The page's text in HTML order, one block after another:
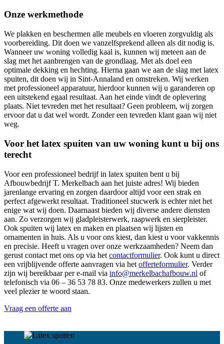
Onze werkmethode
We plakken en beschermen alle meubels en vloeren zorgvuldig als
voorbereiding. Dit doen we vanzelfsprekend alleen als dit nodig is.
Wanneer uw woning volledig kaal is, kunnen wij meteen aan de
slag met het aanbrengen van de grondlaag. Met als doel een
optimale dekking en hechting. Hierna gaan we aan de slag met latex
spuiten, dit doen wij in Sint-Annaland en omstreken. Wij werken
met professioneel apparatuur, hierdoor kunnen wij u garanderen op
een uitstekend egaal resultaat. Aan het einde vindt de oplevering
plaats. Niet tevreden met het resultaat? Geen probleem, wij zorgen
ervoor dat u dat wel wordt. Zonder een tevreden klant gaan wij niet
weg.
Voor het latex spuiten van uw woning kunt u bij ons
terecht
Voor een professioneel bedrijf in latex spuiten bent u bij
Afbouwbedrijf T. Merkelbach aan het juiste adres! Wij bieden
jarenlange ervaring en zorgen daardoor altijd voor een strak en
perfect afgewerkt resultaat. Traditioneel stucwerk is echter niet het
enige wat wij doen. Daarnaast bieden wij diverse andere diensten
aan. Zo verzorgen wij gladpleisterwerk, raapwerk en sierpleister.
Ook spuiten wij latex en maken en plaatsen wij lijsten en
ornamenten in huis. Als u voor ons kiest, dan kiest u voor vakkennis
en precisie. Heeft u vragen over onze werkzaamheden? Neem dan
gerust contact met ons op via het contactformulier. Ook kunt u direct
een vrijblijvende offerte aanvragen via het offerteformulier. Verder
zijn wij bereikbaar per e-mail via info@merkelbachafbouw.nl of
telefonisch via 06 – 36 53 78 83. Onze medewerkers zullen u met
veel plezier te woord staan.
Vraag een offerte aan